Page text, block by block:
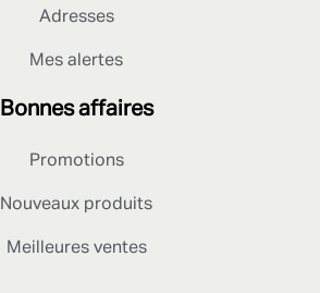
Adresses
Mes alertes
Bonnes affaires
Promotions
Nouveaux produits
Meilleures ventes